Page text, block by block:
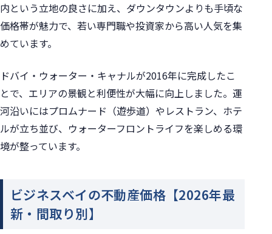
内という立地の良さに加え、ダウンタウンよりも手頃な
価格帯が魅力で、若い専門職や投資家から高い人気を集
めています。
ドバイ・ウォーター・キャナルが2016年に完成したこ
とで、エリアの景観と利便性が大幅に向上しました。運
河沿いにはプロムナード（遊歩道）やレストラン、ホテ
ルが立ち並び、ウォーターフロントライフを楽しめる環
境が整っています。
ビジネスベイの不動産価格【2026年最
新・間取り別】